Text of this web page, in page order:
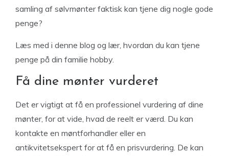
samling af sølvmønter faktisk kan tjene dig nogle gode
penge?
Læs med i denne blog og lær, hvordan du kan tjene
penge på din familie hobby.
Få dine mønter vurderet
Det er vigtigt at få en professionel vurdering af dine
mønter, for at vide, hvad de reelt er værd. Du kan
kontakte en møntforhandler eller en
antikvitetsekspert for at få en prisvurdering. De kan